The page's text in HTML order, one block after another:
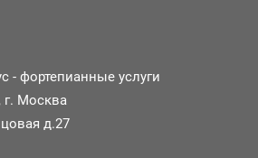
- фортепианные услуги
, г. Москва
д.27